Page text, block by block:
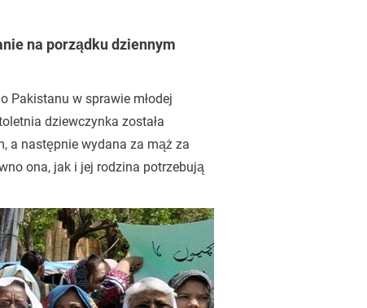
na porządku dziennym
Pakistanu w sprawie młodej
dziewczynka została
a następnie wydana za mąż za
ona, jak i jej rodzina potrzebują